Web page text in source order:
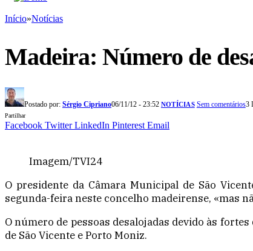
Início»Notícias
Madeira: Número de
Postado por: Sérgio Cipriano06/11/12 - 23:52 NOTÍCIAS Sem comentários3
Partilhar
Facebook Twitter LinkedIn Pinterest Email
Imagem/TVI24
O presidente da Câmara Municipal de São
segunda-feira neste concelho madeirense, «mas
O número de pessoas desalojadas devido às
de São Vicente e Porto Moniz.